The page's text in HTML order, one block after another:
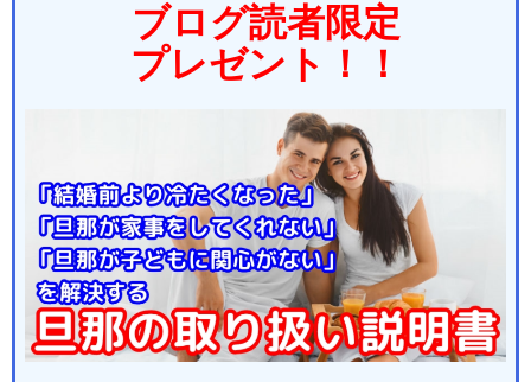
ブログ読者限定
プレゼント！！